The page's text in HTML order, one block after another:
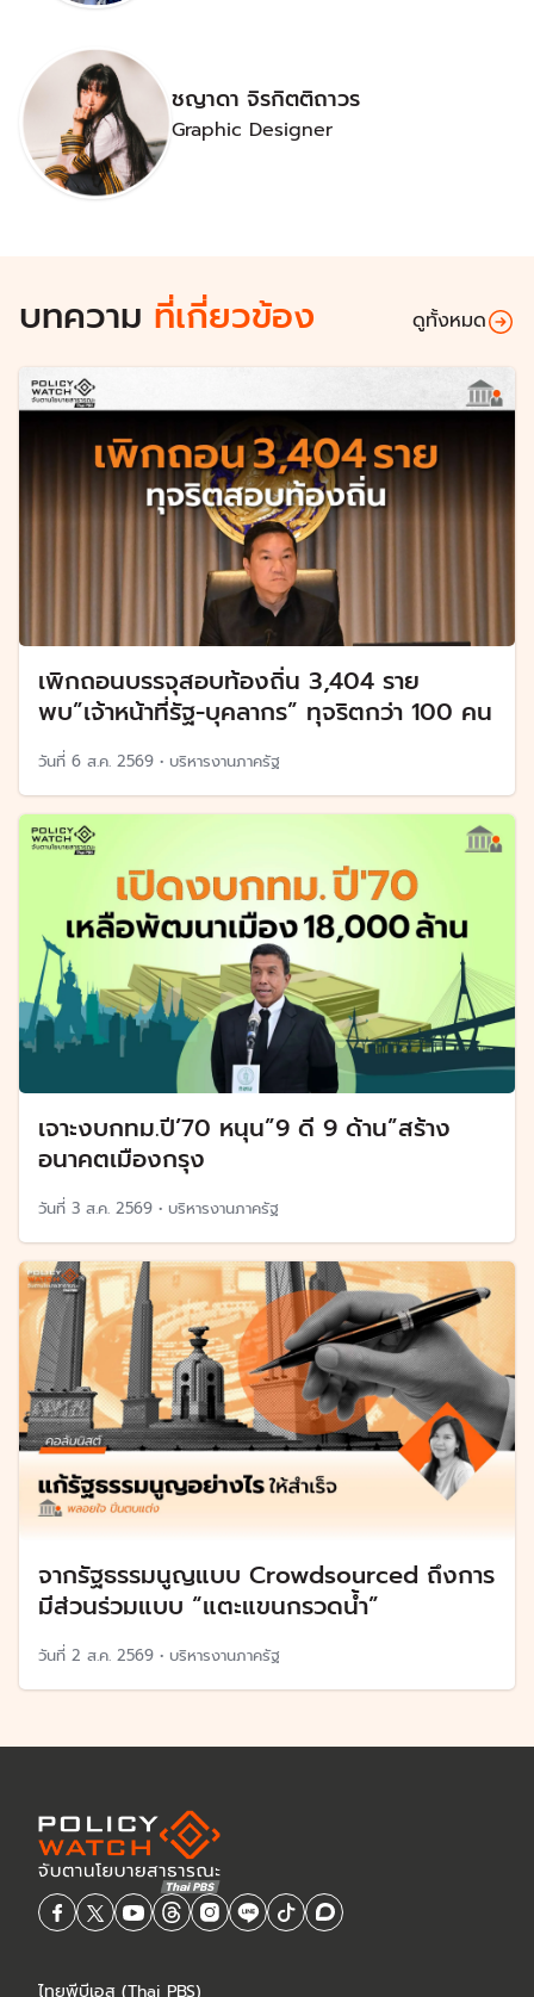
ชญาดา จิรกิตติถาวร
Graphic Designer
บทความ ที่เกี่ยวข้อง ดูทั้งหมด
เพิกถอนบรรจุสอบท้องถิ่น 3,404 ราย
พบ”เจ้าหน้าที่รัฐ-บุคลากร” ทุจริตกว่า 100 คน
วันที่ 6 ส.ค. 2569 • บริหารงานภาครัฐ
เจาะงบกทม.ปี’70 หนุน”9 ดี 9 ด้าน”สร้าง
อนาคตเมืองกรุง
วันที่ 3 ส.ค. 2569 • บริหารงานภาครัฐ
จากรัฐธรรมนูญแบบ Crowdsourced ถึงการ
มีส่วนร่วมแบบ “แตะแขนกรวดน้ำ”
วันที่ 2 ส.ค. 2569 • บริหารงานภาครัฐ